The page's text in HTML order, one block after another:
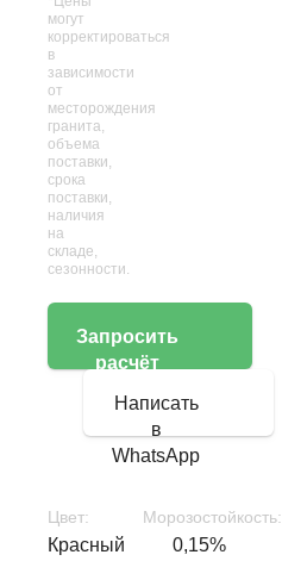
могут
корректироваться
в
зависимости
от
месторождения
гранита,
объема
поставки,
срока
поставки,
наличия
на
складе,
сезонности.
Запросить
расчёт
Написать
в
WhatsApp
Цвет:
Красный
Морозостойкость:
0,15%